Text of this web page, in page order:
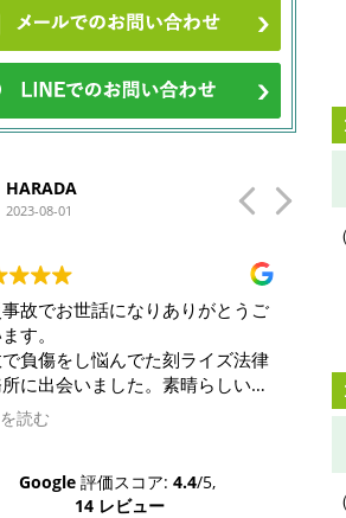
ナカハジメ
2023-06-27
イク事故でお世話になりました。
ちらの意向に添いつつ的確な解決へ
導いていただき感謝しています。
からないことも丁寧に説明して下さ
いますし、安心してお任せすることが
できました。
た。
きを読む
Google 評価スコア: 4.4/5,
14 レビュー